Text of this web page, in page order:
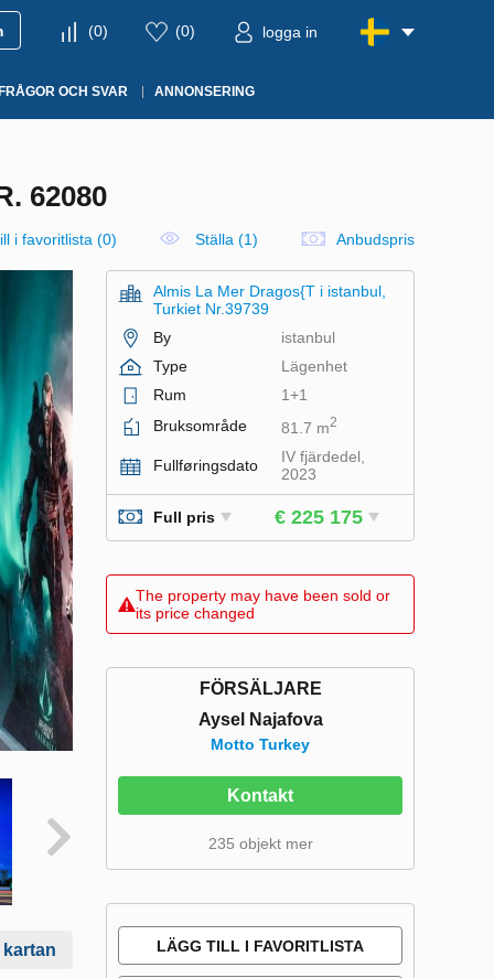
(0) (0) logga in
FRÅGOR OCH SVAR ANNONSERING
62080
i favoritlista (0) Ställa (1) Anbudspris
Almis La Mer Dragos{T i istanbul,
Turkiet Nr.39739
By
istanbul
Type
Lägenhet
Rum
1+1
Bruksområde
81.7 m2
Fullføringsdato
IV fjärdedel,
2023
Full pris € 225 175
The property may have been sold or
its price changed
FÖRSÄLJARE
Aysel Najafova
Motto Turkey
Kontakt
235 objekt mer
LÄGG TILL I FAVORITLISTA